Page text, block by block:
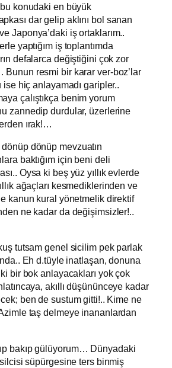
konudaki en büyük
dar gelip aklını bol sanan
Japonya’daki iş ortaklarım..
yaptığım iş toplantımda
defalarca değiştiğini çok zor
Bunun resmi bir karar ver-boz’lar
hiç anlayamadı garipler..
çalıştıkça benim yorum
zannedip durdular, üzerlerine
ırak!…
dönüp mevzuatın
baktığım için beni deli
Oysa ki beş yüz yıllık evlerde
ağaçları kesmediklerinden ve
kanun kural yönetmelik direktif
ne kadar da değişimsizler!..
tutsam genel sicilim pek parlak
Eh d.tüyle inatlaşan, donuna
ki bir bok anlayacakları yok çok
akıllı düşününceye kadar
ben de sustum gitti!.. Kime ne
taş delmeye inananlardan
bakıp gülüyorum… Dünyadaki
süpürgesine ters binmiş